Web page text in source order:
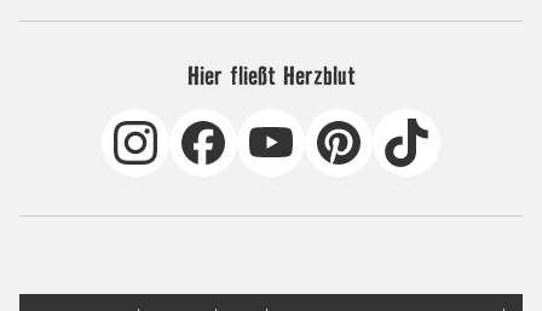
Hier fließt Herzblut